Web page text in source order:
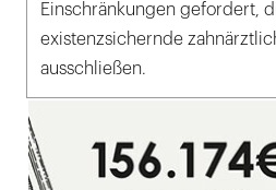
Einschränkungen gefordert,
existenzsichernde
ausschließen.